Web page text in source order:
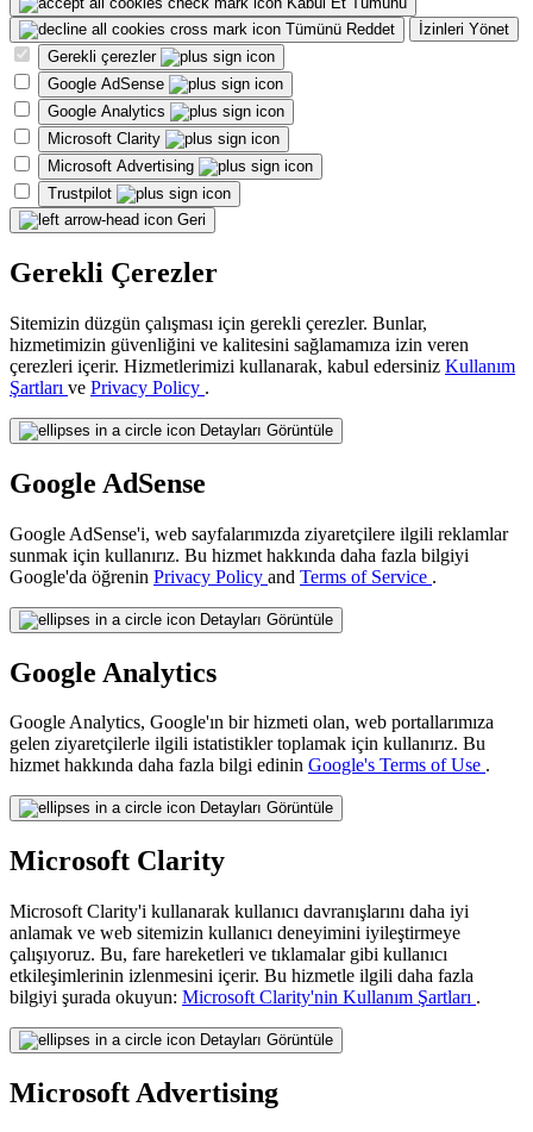
Tümünü Reddet
İzinleri Yönet
Gerekli çerezler
Google AdSense
Google Analytics
Microsoft Clarity
Microsoft Advertising
Trustpilot
Geri
Gerekli Çerezler
Sitemizin düzgün çalışması için gerekli çerezler. Bunlar,
hizmetimizin güvenliğini ve kalitesini sağlamamıza izin veren
çerezleri içerir. Hizmetlerimizi kullanarak, kabul edersiniz Kullanım
Şartları ve Privacy Policy .
Detayları Görüntüle
Google AdSense
Google AdSense'i, web sayfalarımızda ziyaretçilere ilgili reklamlar
sunmak için kullanırız. Bu hizmet hakkında daha fazla bilgiyi
Google'da öğrenin Privacy Policy and Terms of Service .
Detayları Görüntüle
Google Analytics
Google Analytics, Google'ın bir hizmeti olan, web portallarımıza
gelen ziyaretçilerle ilgili istatistikler toplamak için kullanırız. Bu
hizmet hakkında daha fazla bilgi edinin Google's Terms of Use .
Detayları Görüntüle
Microsoft Clarity
Microsoft Clarity'i kullanarak kullanıcı davranışlarını daha iyi
anlamak ve web sitemizin kullanıcı deneyimini iyileştirmeye
çalışıyoruz. Bu, fare hareketleri ve tıklamalar gibi kullanıcı
etkileşimlerinin izlenmesini içerir. Bu hizmetle ilgili daha fazla
bilgiyi şurada okuyun: Microsoft Clarity'nin Kullanım Şartları .
Detayları Görüntüle
Microsoft Advertising